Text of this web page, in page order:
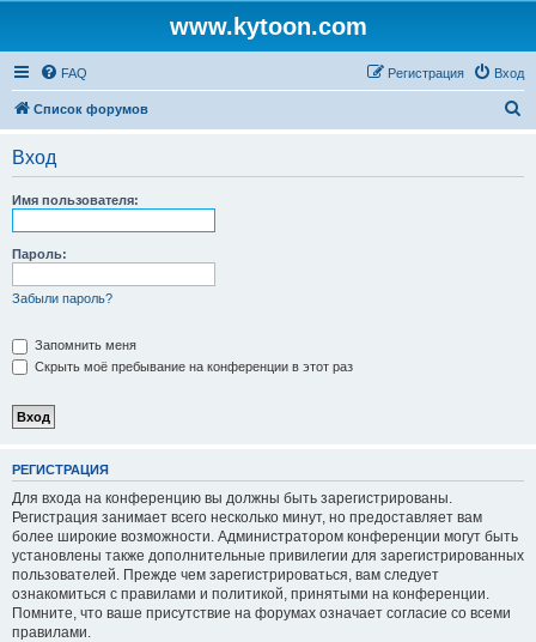
www.kytoon.com
FAQ Вход
Регистрация
Список форумов
Вход
Имя пользователя:
Пароль:
Забыли пароль?
Запомнить меня
Скрыть моё пребывание на конференции в этот раз
РЕГИСТРАЦИЯ
Для входа на конференцию вы должны быть зарегистрированы.
Регистрация занимает всего несколько минут, но предоставляет вам
более широкие возможности. Администратором конференции могут быть
установлены также дополнительные привилегии для зарегистрированных
пользователей. Прежде чем зарегистрироваться, вам следует
ознакомиться с правилами и политикой, принятыми на конференции.
Помните, что ваше присутствие на форумах означает согласие со всеми
правилами.